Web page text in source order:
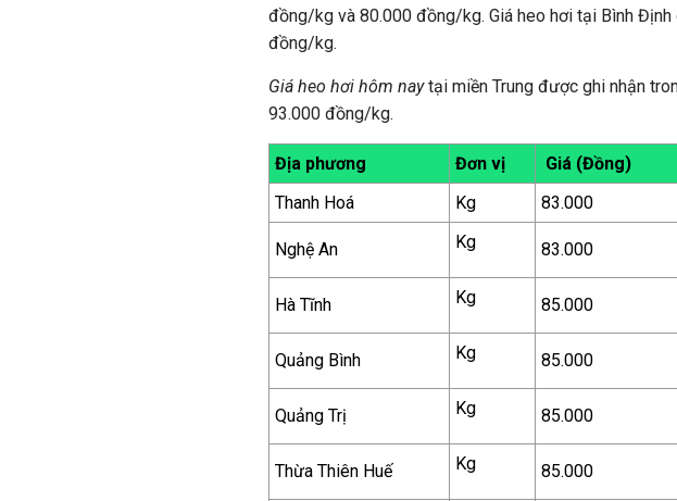
đồng/kg và 80.000 đồng/kg. Giá heo hơi tại Bình
đồng/kg.
Giá heo hơi hôm naytại miền Trung được ghi nhận
93.000 đồng/kg.
Địa phương Đơn vị Giá (Đồng)
Thanh Hoá
Kg 83.000
Nghệ An Kg 83.000
Hà Tĩnh Kg 85.000
Quảng Bình Kg 85.000
Quảng Trị Kg 85.000
Thừa Thiên Huế Kg 85.000